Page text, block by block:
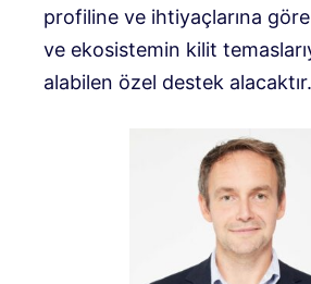
profiline ve ihtiyaçlarına göre
ve ekosistemin kilit
alabilen özel destek alacaktır.